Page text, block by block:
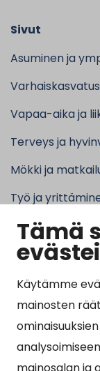
Tämä
Käytämme
mainosten
Sivut
Asuminen ja
Vapaa-aika ja
Terveys ja
Mökki ja
Työ ja
Kunta ja hallinto
Esityslistat,
kuulutukset